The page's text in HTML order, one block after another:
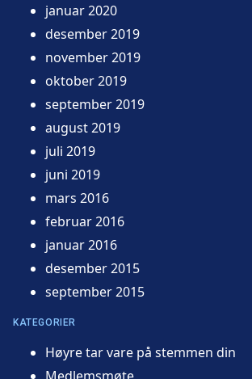
januar 2020
desember 2019
november 2019
oktober 2019
september 2019
august 2019
juli 2019
juni 2019
mars 2016
februar 2016
januar 2016
desember 2015
september 2015
KATEGORIER
Høyre tar vare på stemmen din
Medlemsmøte